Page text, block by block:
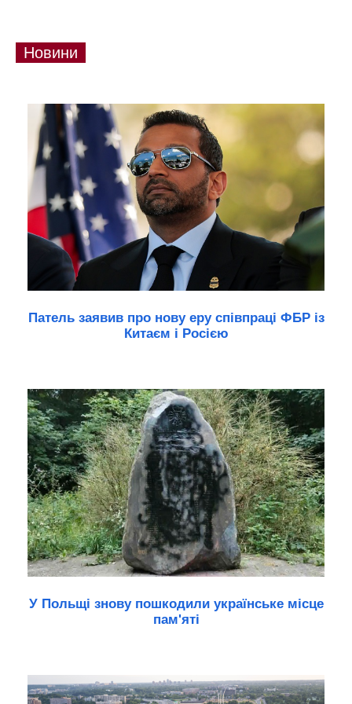
Новини
Патель заявив про нову еру співпраці ФБР із
Китаєм і Росією
У Польщі знову пошкодили українське місце
пам'яті